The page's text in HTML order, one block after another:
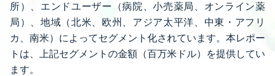
所）、エンドユーザー（病院、小売薬局、オンライン薬
局）、地域（北米、欧州、アジア太平洋、中東・アフリ
カ、南米）によってセグメント化されています。本レポー
トは、上記セグメントの金額（百万米ドル）を提供してい
ます。